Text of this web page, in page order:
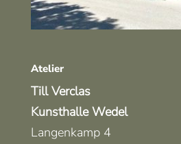
Atelier
Till Verclas
Kunsthalle Wedel
Langenkamp 4